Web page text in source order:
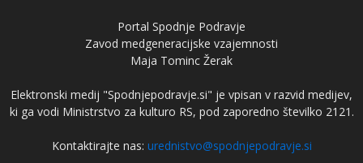
Portal Spodnje Podravje
Zavod medgeneracijske vzajemnosti
Maja Tominc Žerak
Elektronski medij "Spodnjepodravje.si" je vpisan v razvid medijev,
ki ga vodi Ministrstvo za kulturo RS, pod zaporedno številko 2121.
Kontaktirajte nas: urednistvo@spodnjepodravje.si